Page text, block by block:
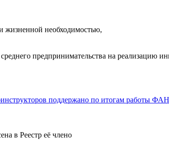
жизненной необходимостью,
предпринимательства на реализацию
поддержано по итогам работы
в Реестр её члено